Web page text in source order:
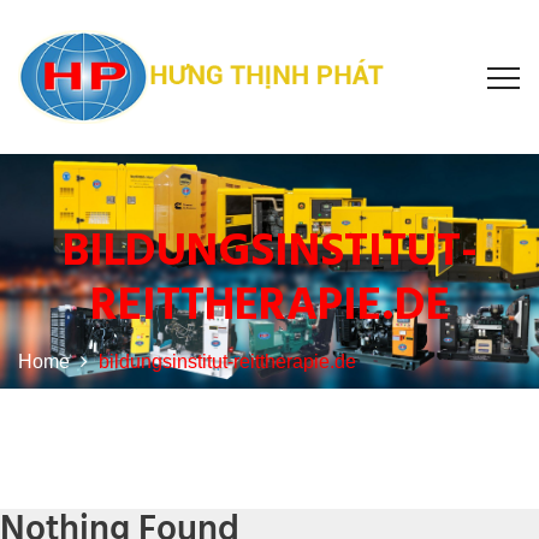
BILDUNGSINSTITUT-
REITTHERAPIE.DE
Home bildungsinstitut-reittherapie.de